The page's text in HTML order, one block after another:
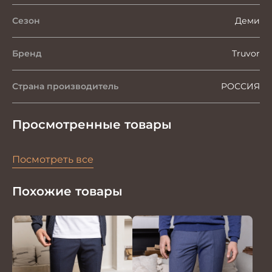
Сезон Деми
Бренд Truvor
Страна производитель РОССИЯ
Просмотренные товары
Посмотреть все
Похожие товары